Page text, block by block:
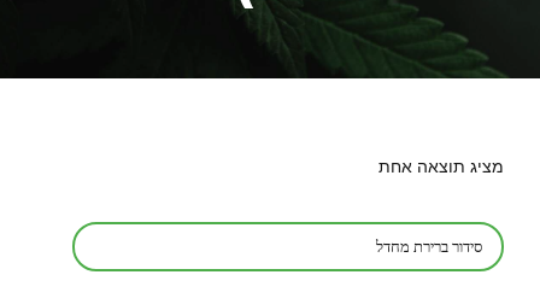
מציג תוצאה אחת